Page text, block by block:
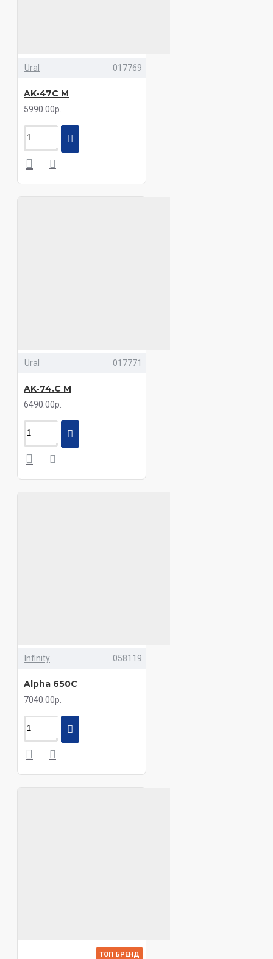
Ural 017769
AK-47С M
5990.00р.
Ural 017771
AK-74.C M
6490.00р.
Infinity 058119
Alpha 650C
7040.00р.
ТОП БРЕНД